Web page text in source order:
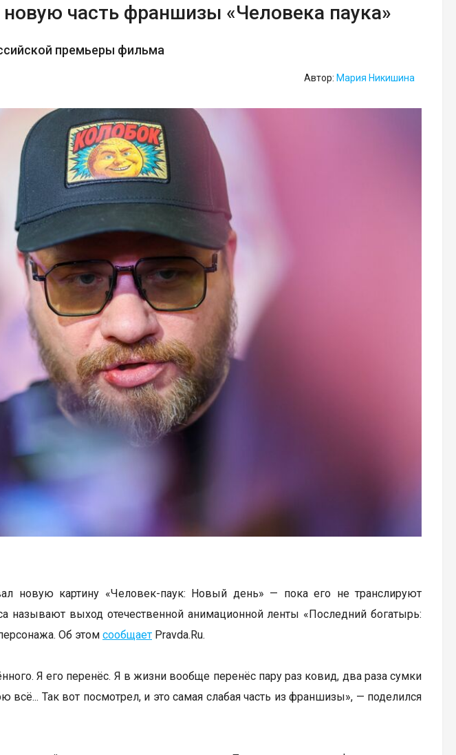
часть франшизы «Человека паука»
премьеры фильма
Автор: Мария Никишина
новую картину «Человек-паук: Новый день» — пока его не транслируют
называют выход отечественной анимационной ленты «Последний богатырь:
Об этом сообщает Pravda.Ru.
Я его перенёс. Я в жизни вообще перенёс пару раз ковид, два раза сумки
всё... Так вот посмотрел, и это самая слабая часть из франшизы», — поделился